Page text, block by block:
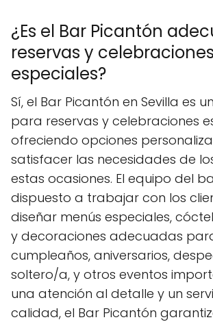
¿Es el Bar Picantón
reservas y celebraciones
especiales?
Sí, el Bar Picantón en Sevilla es
para reservas y celebraciones
ofreciendo opciones
satisfacer las necesidades de
estas ocasiones. El equipo del
dispuesto a trabajar con los
diseñar menús especiales,
y decoraciones adecuadas
cumpleaños, aniversarios,
soltero/a, y otros eventos
una atención al detalle y un
calidad, el Bar Picantón